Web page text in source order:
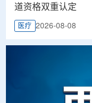
道资格双重认定
医疗 2026-08-08